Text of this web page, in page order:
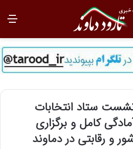
ستاد انتخابات
کامل و برگزاری
و رقابتی در دماوند